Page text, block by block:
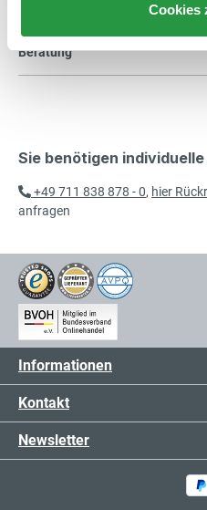
Cookies
Beratung
Sie benötigen
+49 711 838 878 - 0, hier
anfragen
Informationen
Kontakt
Newsletter